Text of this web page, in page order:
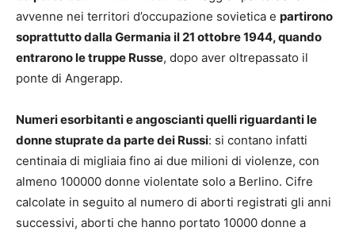
avvenne nei territori d’occupazione sovietica e partirono
soprattutto dalla Germania il 21 ottobre 1944, quando
entrarono le truppe Russe, dopo aver oltrepassato il
ponte di Angerapp.
Numeri esorbitanti e angoscianti quelli riguardanti le
donne stuprate da parte dei Russi: si contano infatti
centinaia di migliaia fino ai due milioni di violenze, con
almeno 100000 donne violentate solo a Berlino. Cifre
calcolate in seguito al numero di aborti registrati gli anni
successivi, aborti che hanno portato 10000 donne a